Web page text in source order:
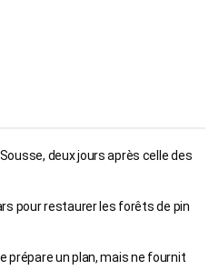
deux jours après celle des
pour restaurer les forêts de pin
prépare un plan, mais ne fournit